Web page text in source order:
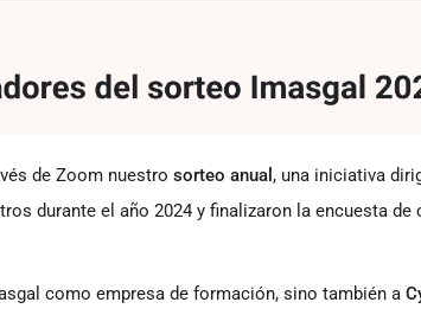
de Zoom nuestro sorteo anual , una iniciativa
durante el año 2024 y finalizaron la encuesta de
como empresa de formación, sino también a